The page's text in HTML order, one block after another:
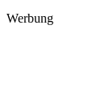
Werbung